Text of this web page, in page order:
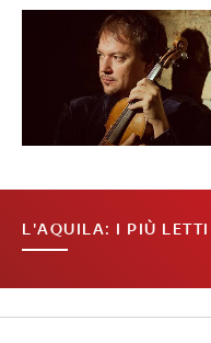
L'AQUILA: I PIÙ LETTI